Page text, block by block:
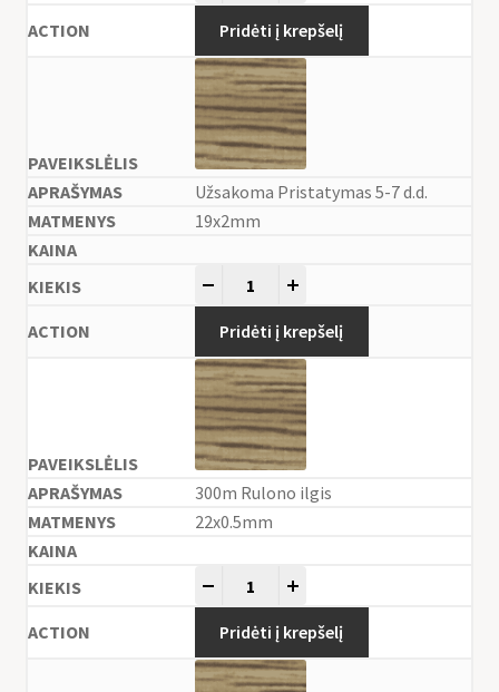
Pridėti į krepšelį
Užsakoma Pristatymas 5-7 d.d.
19x2mm
Pridėti į krepšelį
300m Rulono ilgis
22x0.5mm
Pridėti į krepšelį